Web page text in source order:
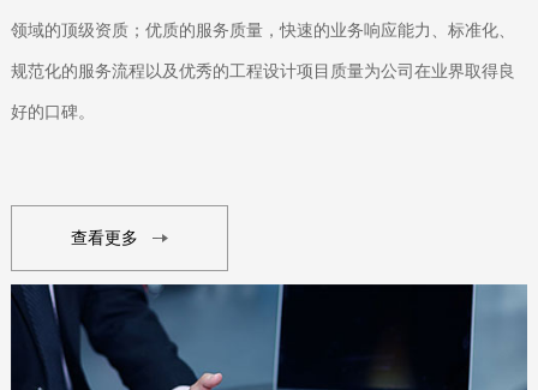
领域的顶级资质；优质的服务质量，快速的业务响应能力、标准化、
规范化的服务流程以及优秀的工程设计项目质量为公司在业界取得良
好的口碑。
查看更多